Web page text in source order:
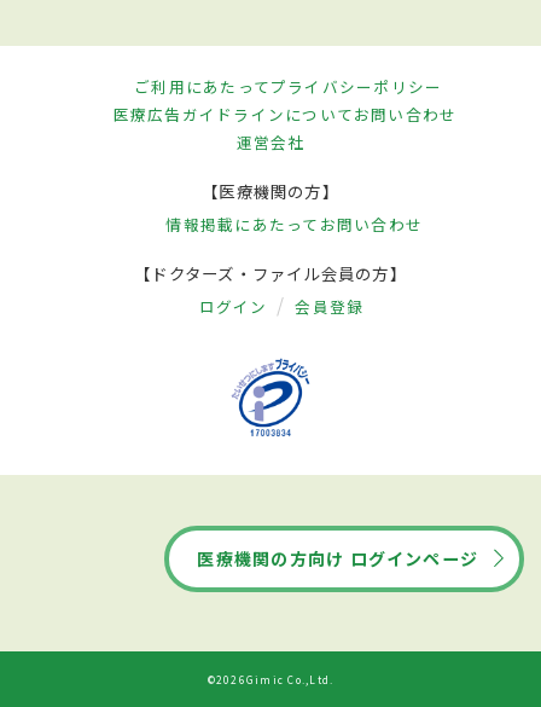
ご利用にあたってプライバシーポリシー
医療広告ガイドラインについてお問い合わせ
運営会社
【医療機関の方】
情報掲載にあたって お問い合わせ
【ドクターズ・ファイル会員の方】
ログイン 会員登録
医療機関の方向け ログインページ
©2026Gimic Co.,Ltd.